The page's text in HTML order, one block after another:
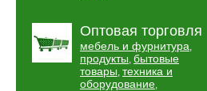
Оптовая торговля
мебель и фурнитура,
продукты, бытовые
товары, техника и
оборудование,